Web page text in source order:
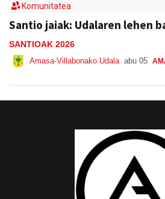
Komunitatea
Santio jaiak: Udalaren lehen
SANTIOAK 2026
Amasa-Villabonako Udala abu 05